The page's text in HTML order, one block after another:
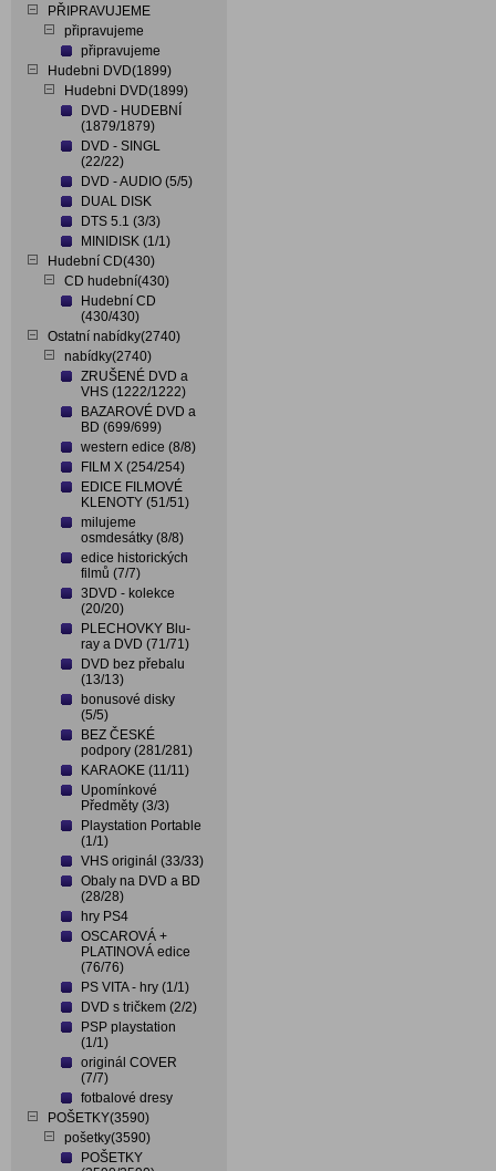
PŘIPRAVUJEME
připravujeme
připravujeme
Hudebni DVD(1899)
Hudebni DVD(1899)
DVD - HUDEBNÍ
(1879/1879)
DVD - SINGL
(22/22)
DVD - AUDIO (5/5)
DUAL DISK
DTS 5.1 (3/3)
MINIDISK (1/1)
Hudební CD(430)
CD hudební(430)
Hudební CD
(430/430)
Ostatní nabídky(2740)
nabídky(2740)
ZRUŠENÉ DVD a
VHS (1222/1222)
BAZAROVÉ DVD a
BD (699/699)
western edice (8/8)
FILM X (254/254)
EDICE FILMOVÉ
KLENOTY (51/51)
milujeme
osmdesátky (8/8)
edice historických
filmů (7/7)
3DVD - kolekce
(20/20)
PLECHOVKY Blu-
ray a DVD (71/71)
DVD bez přebalu
(13/13)
bonusové disky
(5/5)
BEZ ČESKÉ
podpory (281/281)
KARAOKE (11/11)
Upomínkové
Předměty (3/3)
Playstation Portable
(1/1)
VHS originál (33/33)
Obaly na DVD a BD
(28/28)
hry PS4
OSCAROVÁ +
PLATINOVÁ edice
(76/76)
PS VITA - hry (1/1)
DVD s tričkem (2/2)
PSP playstation
(1/1)
originál COVER
(7/7)
fotbalové dresy
POŠETKY(3590)
pošetky(3590)
POŠETKY